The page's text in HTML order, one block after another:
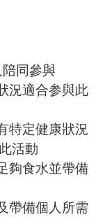
同參與
況適合参與此
特定健康狀況
活動
夠食水並帶備
帶備個人所需